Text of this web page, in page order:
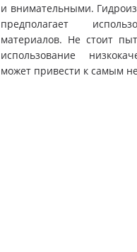
и внимательными.
предполагает
материалов. Не стоит
использование
может привести к самым